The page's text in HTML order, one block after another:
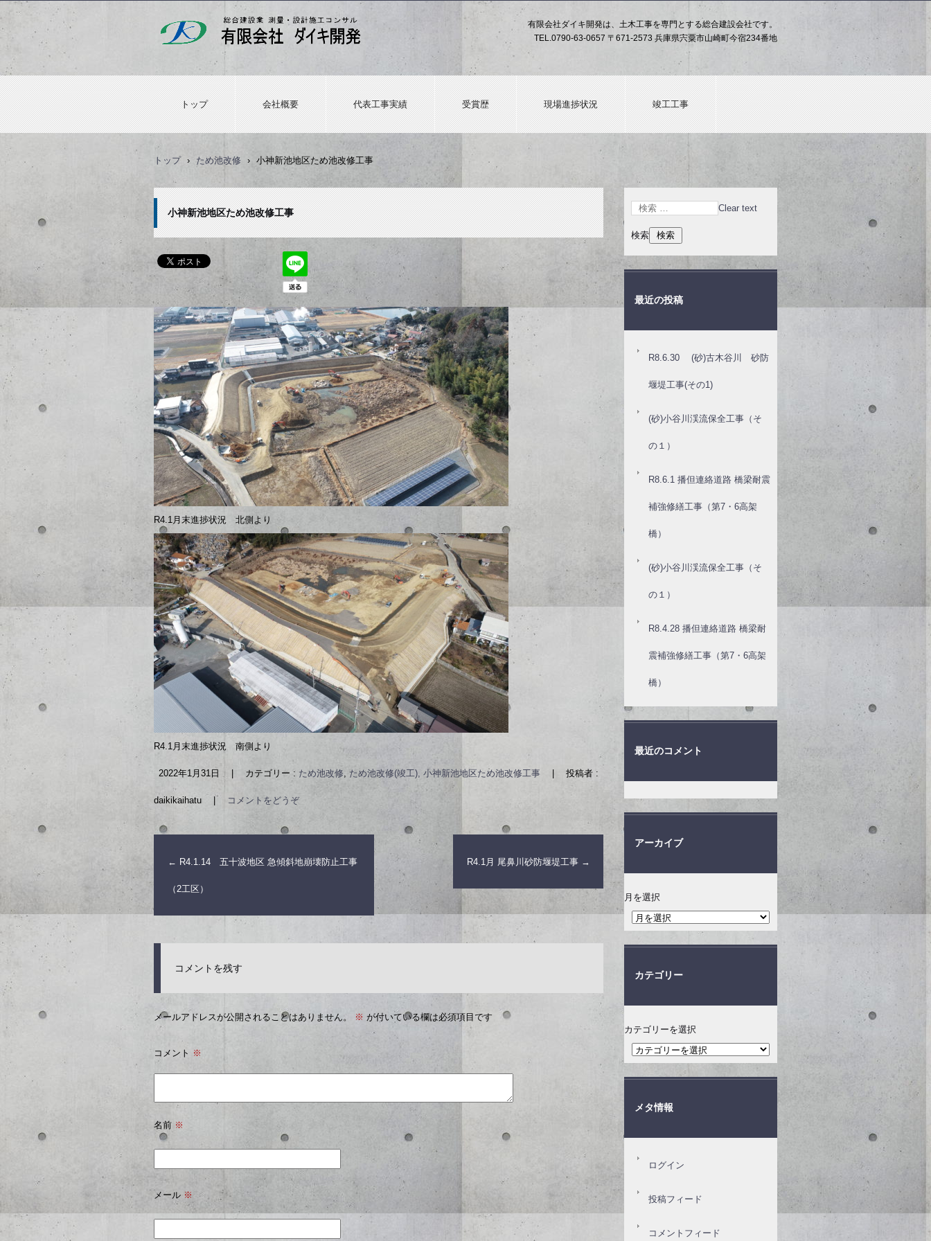
有限会社ダイキ開発は、土木工事を専門とする総合建設会社です。
TEL. 0790-63-0657 〒671-2573 兵庫県宍粟市山崎町今宿234番地
トップ 会社概要 代表工事実績 受賞歴 現場進捗状況 竣工工事
トップ › ため池改修 › 小神新池地区ため池改修工事
小神新池地区ため池改修工事
R4.1月末進捗状況 北側より
R4.1月末進捗状況 南側より
2022年1月31日 カテゴリー : ため池改修, ため池改修(竣工), 小神新池地区ため池改修工事 投稿者 :
daikikaihatu コメントをどうぞ
← R4.1.14 五十波地区 急傾斜地崩壊防止工事
（2工区）
R4.1月 尾鼻川砂防堰堤工事 →
コメントを残す
メールアドレスが公開されることはありません。 ※ が付いている欄は必須項目です
コメント ※
名前 ※
メール ※
Clear text
検索
最近の投稿
R8.6.30 (砂)古木谷川 砂防
堰堤工事(その1)
(砂)小谷川渓流保全工事（そ
の１）
R8.6.1 播但連絡道路 橋梁耐震
補強修繕工事（第7・6高架
橋）
(砂)小谷川渓流保全工事（そ
の１）
R8.4.28 播但連絡道路 橋梁耐
震補強修繕工事（第7・6高架
橋）
最近のコメント
アーカイブ
月を選択
カテゴリー
カテゴリーを選択
メタ情報
ログイン
投稿フィード
コメントフィード